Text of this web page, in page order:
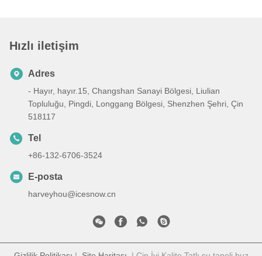
Hızlı iletişim
Adres
- Hayır, hayır.15, Changshan Sanayi Bölgesi, Liulian
Topluluğu, Pingdi, Longgang Bölgesi, Shenzhen Şehri, Çin
518117
Tel
+86-132-6706-3524
E-posta
harveyhou@icesnow.cn